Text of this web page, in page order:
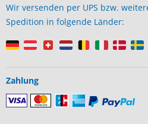
Wir versenden per UPS bzw.
Spedition in folgende Länder:
Zahlung